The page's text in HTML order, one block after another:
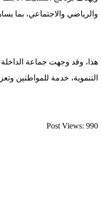
والرياضي والاجتماعي، بما
هذا، وقد وجهت جماعة الداخلة
التنموية، خدمة للمواطنين
Post Views: 990